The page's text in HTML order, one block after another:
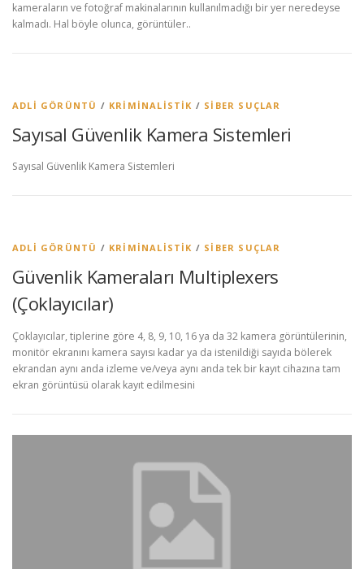
kameraların ve fotoğraf makinalarının kullanılmadığı bir yer neredeyse
kalmadı. Hal böyle olunca, görüntüler..
ADLI GÖRÜNTÜ / KRIMINALISTIK / SIBER SUÇLAR
Sayısal Güvenlik Kamera Sistemleri
Sayısal Güvenlik Kamera Sistemleri
ADLI GÖRÜNTÜ / KRIMINALISTIK / SIBER SUÇLAR
Güvenlik Kameraları Multiplexers
(Çoklayıcılar)
Çoklayıcılar, tiplerine göre 4, 8, 9, 10, 16 ya da 32 kamera görüntülerinin,
monitör ekranını kamera sayısı kadar ya da istenildiği sayıda bölerek
ekrandan aynı anda izleme ve/veya aynı anda tek bir kayıt cihazına tam
ekran görüntüsü olarak kayıt edilmesini